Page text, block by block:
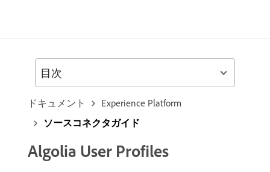
ドキュメント
Experience Platform
ソースコネクタガイド
Algolia User Profiles
目次